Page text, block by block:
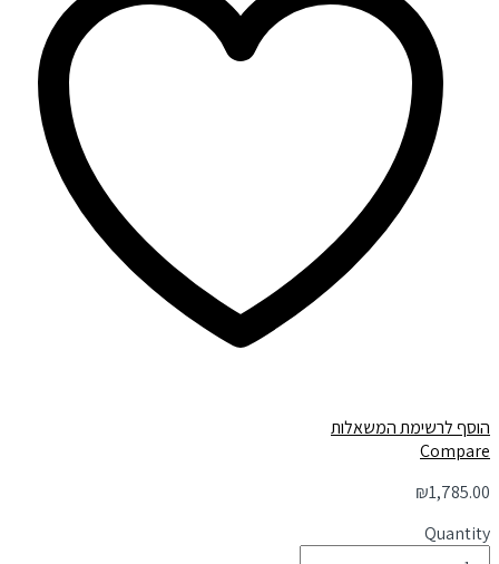
הוסף לרשימת המשאלות
Compare
₪1,785.00
Quantity